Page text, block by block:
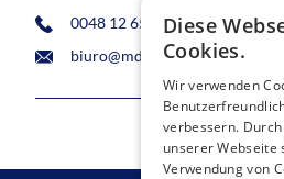
0048 12 655 30 65
biuro@mdt.pl
Diese
Cookies.
Wir verwenden
verbessern.
unserer Webseite
Verwendung von